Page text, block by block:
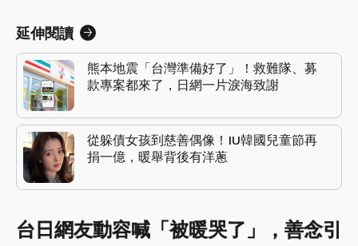
延伸閱讀
熊本地震「台灣準備好了」！救難隊、募
款專案都來了，日網一片淚海致謝
從躲債女孩到慈善偶像！IU韓國兒童節再
捐一億，暖舉背後有洋蔥
台日網友動容喊「被暖哭了」，善念引